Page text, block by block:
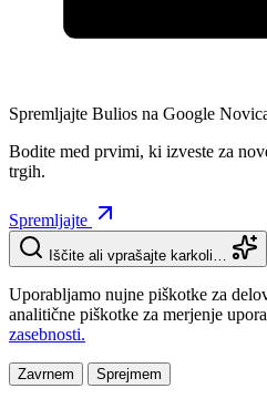
Spremljajte Bulios na Google
Bodite med prvimi, ki izveste za
trgih.
Spremljajte
Iščite ali vprašajte karkoli…
Uporabljamo nujne piškotke za
analitične piškotke za merjenje
zasebnosti.
Zavrnem Sprejmem